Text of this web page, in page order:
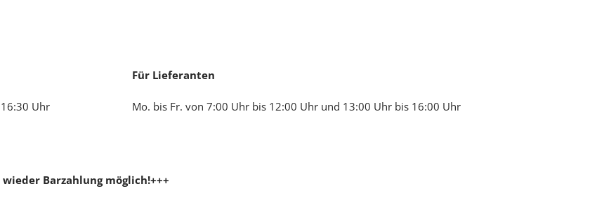
Für Lieferanten
Uhr
Mo. bis Fr. von 7:00 Uhr bis 12:00 Uhr und 13:00 Uhr bis 16:00 Uhr
Barzahlung möglich!+++